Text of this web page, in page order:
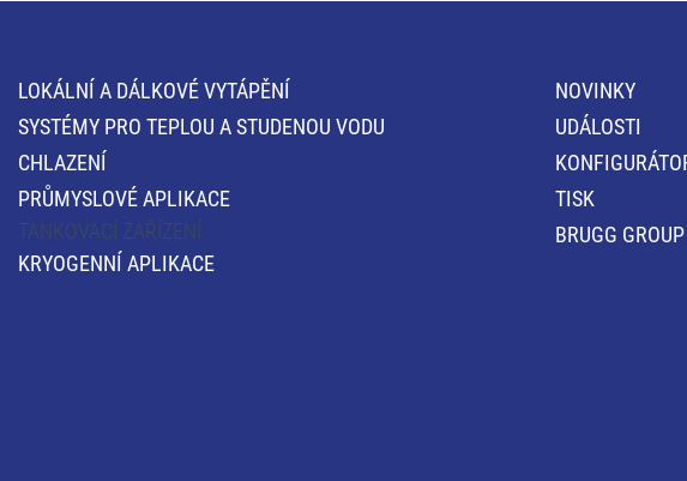
LOKÁLNÍ A DÁLKOVÉ VYTÁPĚNÍ
SYSTÉMY PRO TEPLOU A STUDENOU VODU
CHLAZENÍ
PRŮMYSLOVÉ APLIKACE
TANKOVACÍ ZAŘÍZENÍ
KRYOGENNÍ APLIKACE
NOVINKY
UDÁLOSTI
TISK
BRUGG GROUP